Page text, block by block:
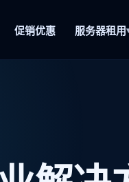
促销优惠 服务器租用